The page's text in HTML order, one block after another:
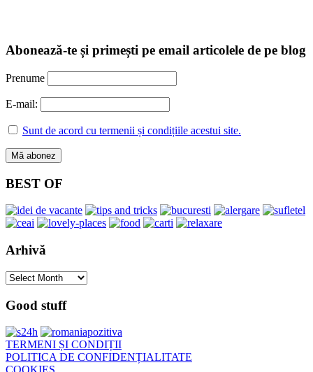
Abonează-te și primești pe email articolele de pe blog
Prenume
E-mail:
Sunt de acord cu termenii și condițiile acestui site.
BEST OF
Arhivă
Arhivă
Good stuff
TERMENI ȘI CONDIȚII
POLITICA DE CONFIDENȚIALITATE